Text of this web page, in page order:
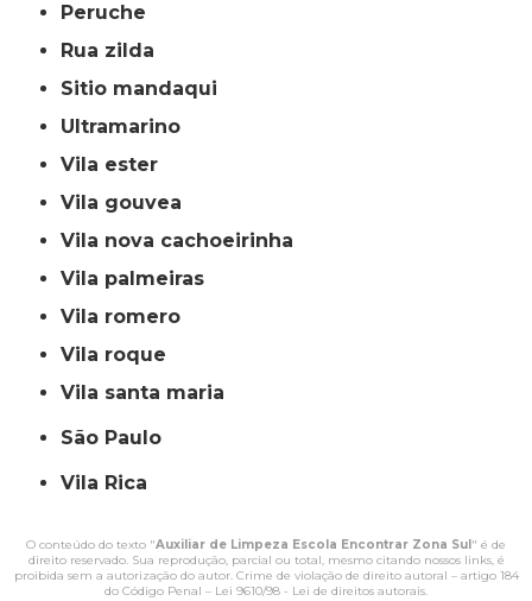
peruche
rua zilda
sitio mandaqui
ultramarino
vila ester
vila gouvea
vila nova cachoeirinha
vila palmeiras
vila romero
vila roque
vila santa maria
São Paulo
Vila Rica
O conteúdo do texto "Auxiliar de Limpeza Escola Encontrar Zona Sul " é de
direito reservado. Sua reprodução, parcial ou total, mesmo citando nossos links, é
proibida sem a autorização do autor. Crime de violação de direito autoral – artigo 184
do Código Penal – Lei 9610/98 - Lei de direitos autorais.